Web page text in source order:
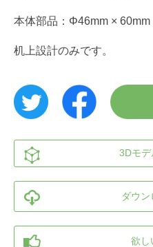
本体部品：Φ46mm × 60mm
机上設計のみです。
3Dモ
ダウ
欲し